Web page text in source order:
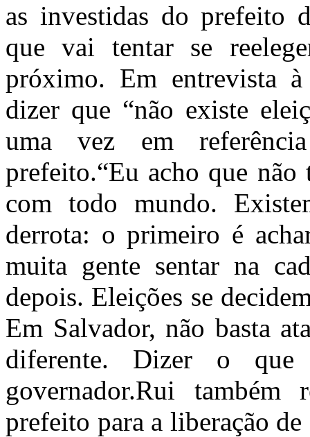
as investidas do prefeito
que vai tentar se
próximo. Em entrevista
dizer que “não existe
uma vez em
prefeito.“Eu acho que não
com todo mundo.
derrota: o primeiro é
muita gente sentar na
depois. Eleições se
Em Salvador, não basta
diferente. Dizer o
governador.Rui
prefeito para a liberação